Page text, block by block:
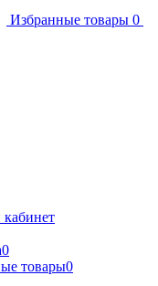
Избранные товары 0
0
товары0